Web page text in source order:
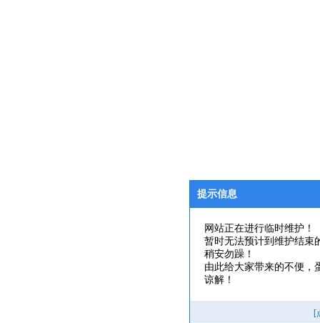
提示信息
网站正在进行临时维护！
暂时无法预计到维护结束
稍安勿躁！
由此给大家带来的不便，
谅解！
[